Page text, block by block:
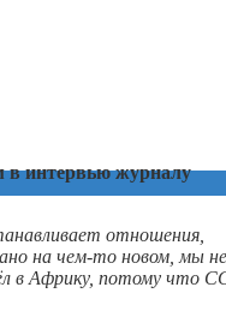
в интервью журналу
отношения,
на чем-то новом, мы не
в Африку, потому что